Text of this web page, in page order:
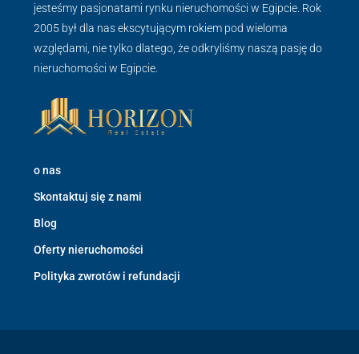
jesteśmy pasjonatami rynku nieruchomości w Egipcie. Rok
2005 był dla nas ekscytującym rokiem pod wieloma
względami, nie tylko dlatego, że odkryliśmy naszą pasję do
nieruchomości w Egipcie.
o nas
Skontaktuj się z nami
Blog
Oferty nieruchomości
Polityka zwrotów i refundacji